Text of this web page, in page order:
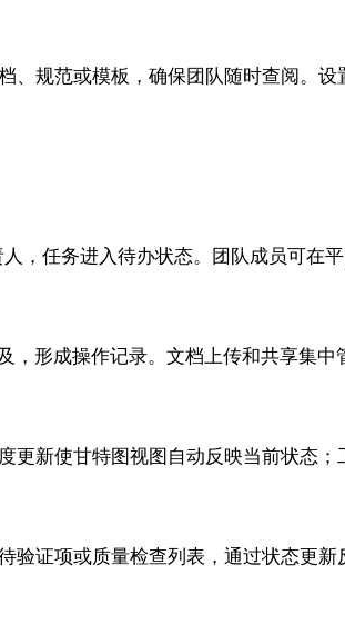
规范或模板，确保团队随时查阅。
任务进入待办状态。团队成员可在平
形成操作记录。文档上传和共享集中
新使甘特图视图自动反映当前状态；
证项或质量检查列表，通过状态更新